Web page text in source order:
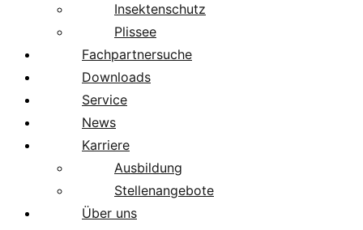
Insektenschutz
Plissee
Fachpartnersuche
Downloads
Service
News
Karriere
Ausbildung
Stellenangebote
Über uns